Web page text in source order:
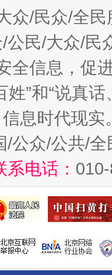
众/民众/全
公民/大众/民
全信息，促
姓”和“说真
息时代现实
/公众/公共/
电话：